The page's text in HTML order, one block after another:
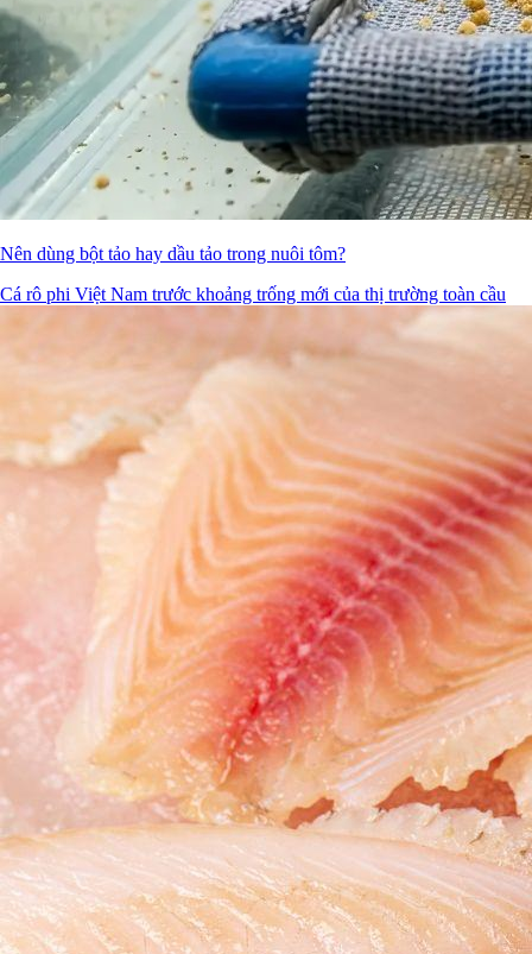
Nên dùng bột tảo hay dầu tảo trong nuôi tôm?
Cá rô phi Việt Nam trước khoảng trống mới của thị trường toàn cầu